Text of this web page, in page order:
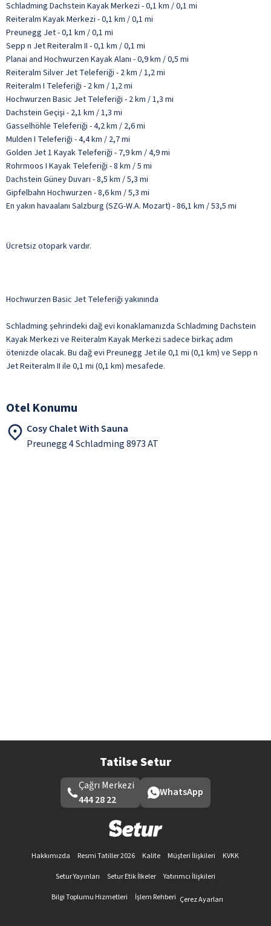
Schladming Dachstein Kayak Merkezi - 0,1 km / 0,1 mi
Reiteralm Kayak Merkezi - 0,1 km / 0,1 mi
Preunegg Jet - 0,1 km / 0,1 mi
Sepp n Jet Reiteralm II - 0,1 km / 0,1 mi
Planai and Hochwurzen Kayak Alanı - 0,9 km / 0,5 mi
Reiteralm Silver Jet Teleferiği - 2 km / 1,2 mi
Reiteralm I Teleferiği - 2 km / 1,2 mi
Hochwurzen Basic Jet Teleferiği - 2 km / 1,3 mi
Dachstein Geçişi - 2,1 km / 1,3 mi
Gasselhöhle Teleferiği - 4,2 km / 2,6 mi
Mulden I Teleferiği - 4,4 km / 2,7 mi
Golden Jet 1 Kayak Teleferiği - 7,9 km / 4,9 mi
Rohrmoos I Kayak Teleferiği - 8 km / 5 mi
Dachstein Güney Duvarı - 8,5 km / 5,3 mi
Gipfelbahn Hochwurzen - 8,6 km / 5,3 mi
En yakın havaalanı Salzburg (SZG-W.A. Mozart) - 86,1 km / 53,5 mi
Ücretsiz otopark vardır.
Hochwurzen Basic Jet Teleferiği yakınında
Schladming şehrindeki dağ evi konaklamanızda Schladming Dachstein
Kayak Merkezi ve Reiteralm Kayak Merkezi sadece birkaç adım
ötenizde olacak. Bu dağ evi Preunegg Jet ile 0,1 mi (0,1 km) ve Sepp n
Jet Reiteralm II ile 0,1 mi (0,1 km) mesafede.
Otel Konumu
Cosy Chalet With Sauna
Preunegg 4 Schladming 8973 AT
Tatilse Setur
Çağrı Merkezi
444 28 22
WhatsApp
Hakkımızda Resmi Tatiller 2026 Kalite Müşteri İlişkileri
KVKK
Setur Yayınları
Setur Etik İlkeler
Yatırımcı İlişkileri
Bilgi Toplumu Hizmetleri
İşlem Rehberi Çerez Ayarları